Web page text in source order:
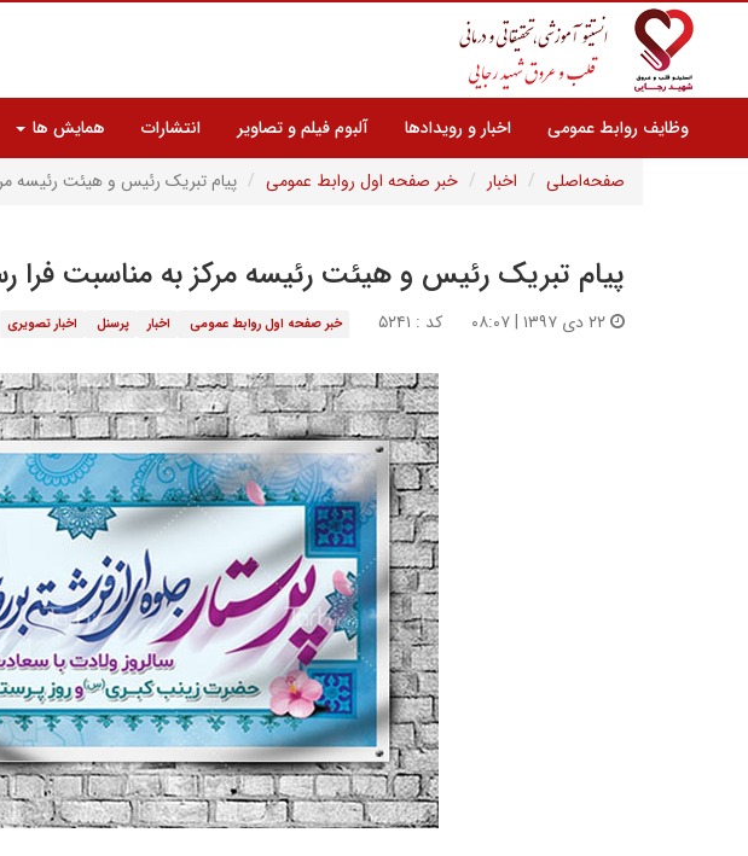
وظایف روابط عمومی اخبار و رویدادها آلبوم فیلم و تصاویر انتشارات همایش ها
صفحه‌اصلی
اخبار خبر صفحه اول روابط عمومی پیام تبریک رئیس و هیئت رئیسه
پیام تبریک رئیس و هیئت رئیسه مرکز به مناسبت
کد : ۵۲۴۱ خبر صفحه اول روابط عمومی اخبار پرسنل اخبار تصویری